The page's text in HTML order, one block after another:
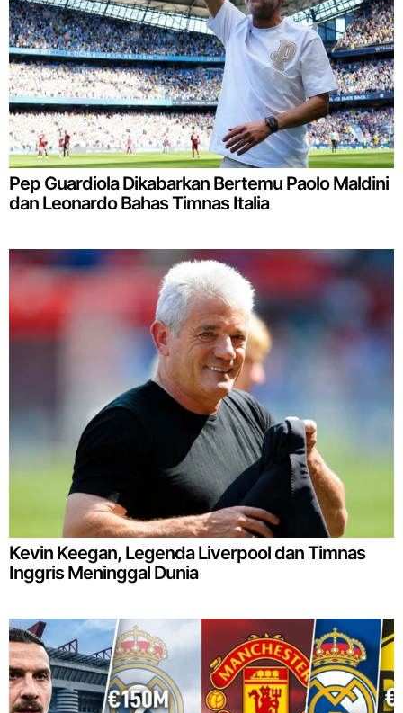
Pep Guardiola Dikabarkan Bertemu Paolo Maldini
dan Leonardo Bahas Timnas Italia
Kevin Keegan, Legenda Liverpool dan Timnas
Inggris Meninggal Dunia